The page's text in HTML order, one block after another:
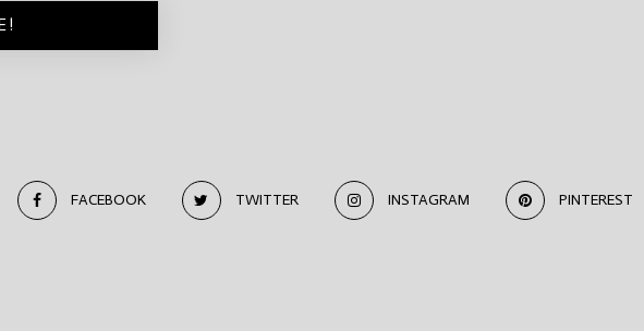
FACEBOOK TWITTER INSTAGRAM PINTEREST